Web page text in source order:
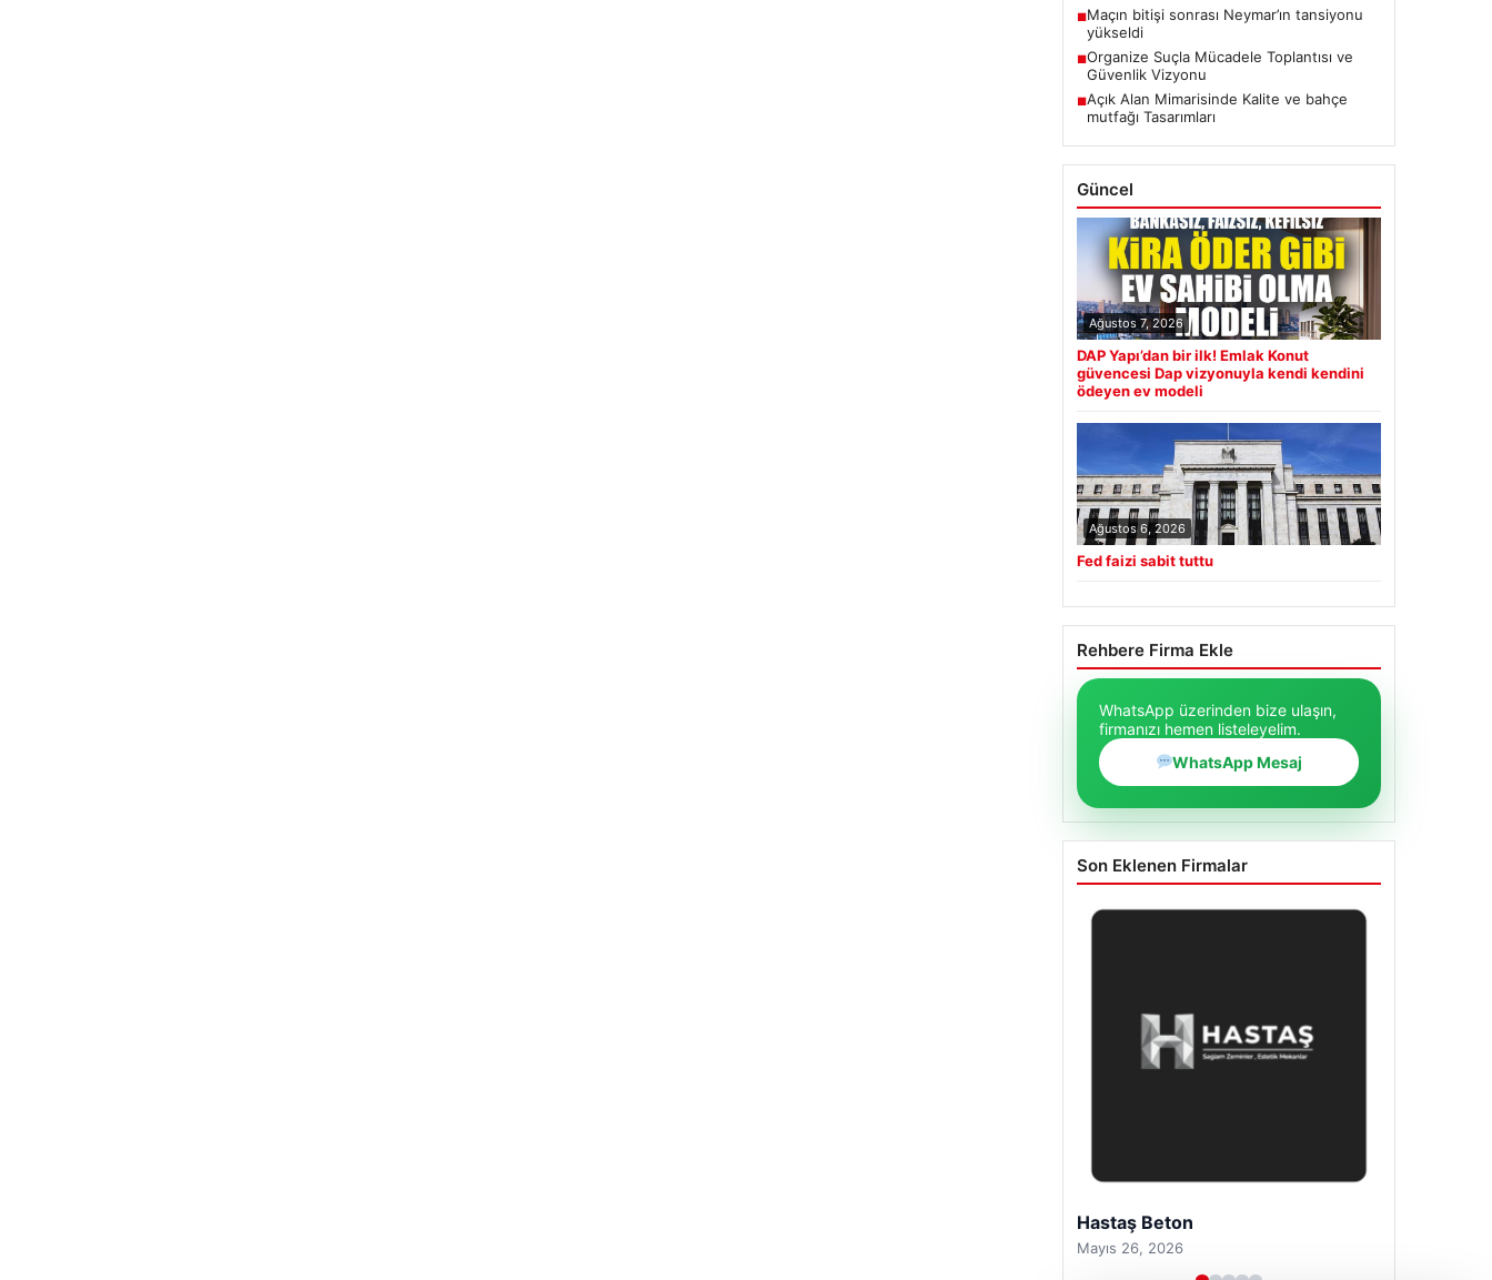
■Maçın bitişi sonrası Neymar’ın tansiyonu
yükseldi
■Organize Suçla Mücadele Toplantısı ve
Güvenlik Vizyonu
■Açık Alan Mimarisinde Kalite ve bahçe
mutfağı Tasarımları
Güncel
Ağustos 7, 2026
DAP Yapı’dan bir ilk! Emlak Konut
güvencesi Dap vizyonuyla kendi kendini
ödeyen ev modeli
Ağustos 6, 2026
Fed faizi sabit tuttu
Rehbere Firma Ekle
WhatsApp üzerinden bize ulaşın,
firmanızı hemen listeleyelim.
WhatsApp Mesaj
Son Eklenen Firmalar
Enes Kaplan Avukatlık Bürosu
Nisan 28, 2026